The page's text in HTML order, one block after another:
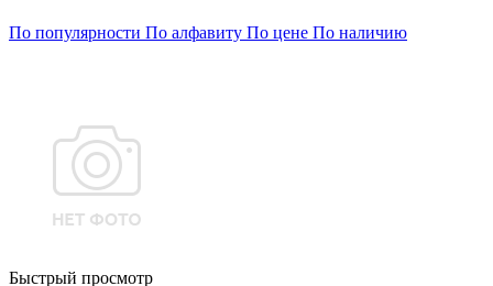
По популярности По алфавиту По цене По наличию
Быстрый просмотр